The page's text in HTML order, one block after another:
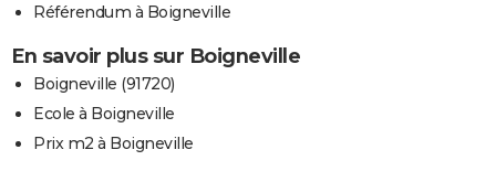
Référendum à Boigneville
En savoir plus sur Boigneville
Boigneville (91720)
Ecole à Boigneville
Prix m2 à Boigneville